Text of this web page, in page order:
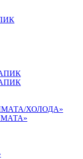
АПИК
АПИК
ХОЛОДА»